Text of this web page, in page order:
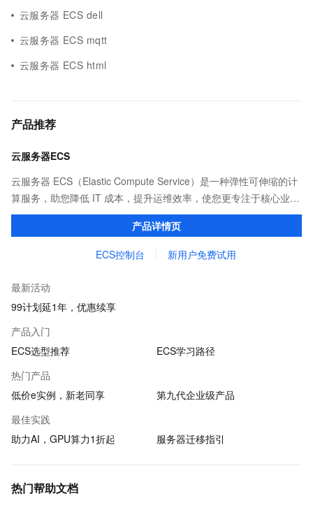
云服务器 ECS dell
云服务器 ECS mqtt
云服务器 ECS html
产品推荐
云服务器ECS
云服务器 ECS（Elastic Compute Service）是一种弹性可伸缩的计
算服务，助您降低 IT 成本，提升运维效率，使您更专注于核心业务
创新。
产品详情页
ECS控制台 新用户免费试用
最新活动
99计划延1年，优惠续享
产品入门
ECS选型推荐
ECS学习路径
热门产品
低价e实例，新老同享
第九代企业级产品
最佳实践
助力AI，GPU算力1折起
服务器迁移指引
热门帮助文档